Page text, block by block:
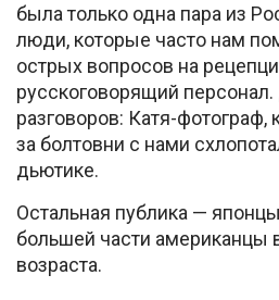
была только одна пара из
люди, которые часто нам
острых вопросов на
русскоговорящий
разговоров: Катя-
за болтовни с нами
дьютике.
Остальная публика —
большей части американцы
возраста.